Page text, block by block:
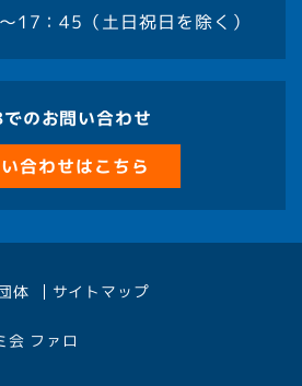
17：45（土日祝日を除く）
のお問い合わせ
合わせはこちら
体 サイトマップ
会 ファロ